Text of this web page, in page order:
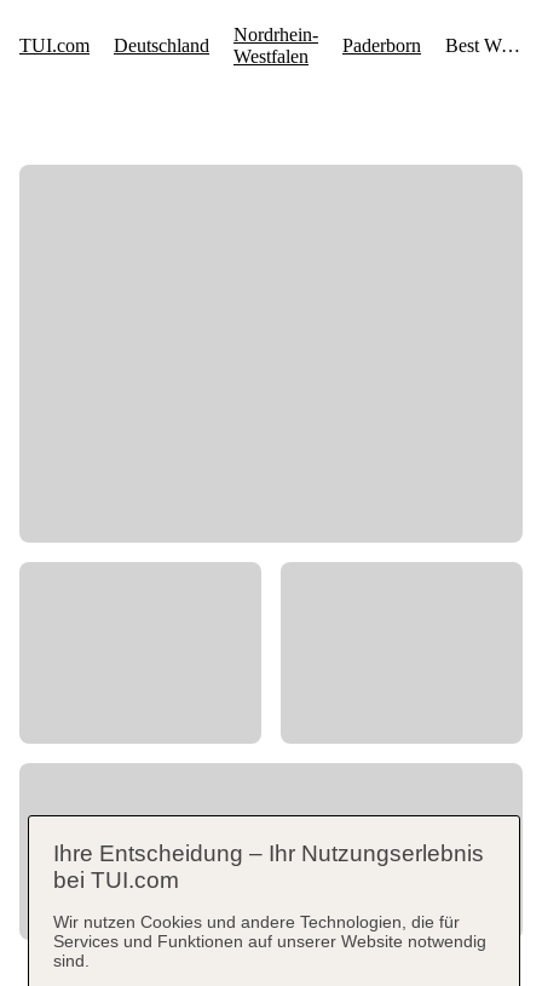
Ihre Entscheidung – Ihr Nutzungserlebnis
bei TUI.com
Wir nutzen Cookies und andere Technologien, die für
Services und Funktionen auf unserer Website notwendig
sind.